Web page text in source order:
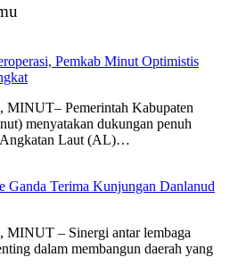
Pemkab Minut Optimistis
Pemerintah Kabupaten
menyatakan dukungan penuh
Angkatan Laut (AL)…
Ganda Terima Kunjungan Danlanud
– Sinergi antar lembaga
dalam membangun daerah yang